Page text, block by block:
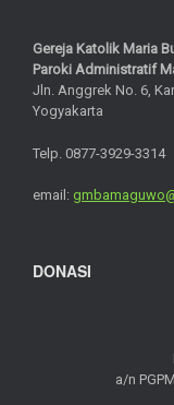
Gereja Katolik Maria
Paroki Administratif
Jln. Anggrek No. 6,
Yogyakarta
Telp. 0877-3929-3314
email:
DONASI
a/n